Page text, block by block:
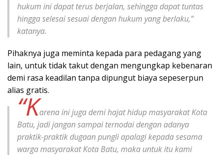
hukum ini dapat terus berjalan, sehingga dapat tuntas
hingga selesai sesuai dengan hukum yang berlaku,”
katanya.
Pihaknya juga meminta kepada para pedagang yang
lain, untuk tidak takut dengan mengungkap kebenaran
demi rasa keadilan tanpa dipungut biaya sepeserpun
alias gratis.
“Karena ini juga demi hajat hidup masyarakat Kota
Batu, jadi jangan sampai ternodai dengan adanya
praktik-praktik dugaan pungli apalagi kepada sesama
warga masyarakat Kota Batu, maka untuk itu kami